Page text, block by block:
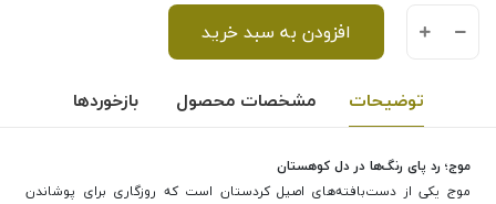
افزودن به سبد خرید
توضیحات مشخصات محصول بازخوردها
موج؛ رد پای رنگ‌ها در دل کوهستان
موج یکی از دست‌بافته‌های اصیل کردستان است که روزگاری برای پوشاندن